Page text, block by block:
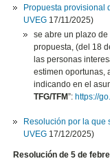
Propuesta provisional
UVEG 17/11/2025)
se abre un plazo
propuesta, (del 18
las personas
estimen oportunas,
indicando en el
TFG/TFM”:https://
Resolución por la que
UVEG 17/12/2025)
Resolución de 5 de